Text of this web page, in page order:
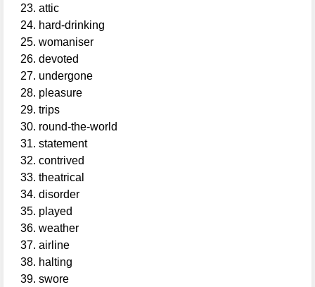
attic
hard-drinking
womaniser
devoted
undergone
pleasure
trips
round-the-world
statement
contrived
theatrical
disorder
played
weather
airline
halting
swore